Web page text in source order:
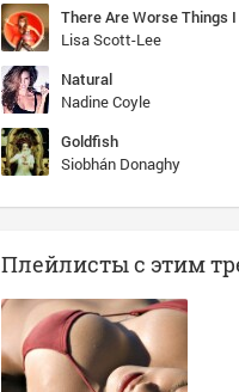
There Are Worse Things I
Lisa Scott-Lee
Natural
Nadine Coyle
Goldfish
Siobhán Donaghy
Плейлисты с этим